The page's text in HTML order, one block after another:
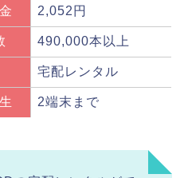
2,052円
490,000本以上
宅配レンタル
2端末まで